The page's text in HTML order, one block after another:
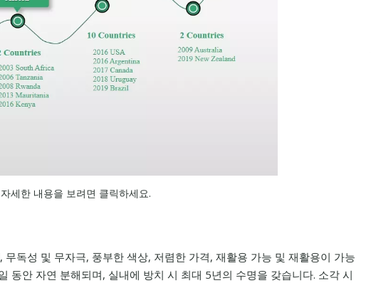
세한 내용을 보려면 클릭하세요.
독성 및 무자극, 풍부한 색상, 저렴한 가격, 재활용 가능 및 재활용이 가능
동안 자연 분해되며, 실내에 방치 시 최대 5년의 수명을 갖습니다. 소각 시